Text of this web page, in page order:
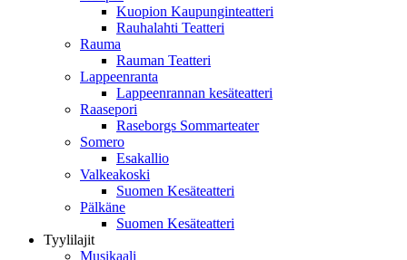
Kuopion Kaupunginteatteri
Rauhalahti Teatteri
Rauma
Rauman Teatteri
Lappeenranta
Lappeenrannan kesäteatteri
Raasepori
Raseborgs Sommarteater
Somero
Esakallio
Valkeakoski
Suomen Kesäteatteri
Pälkäne
Suomen Kesäteatteri
Tyylilajit
Musikaali